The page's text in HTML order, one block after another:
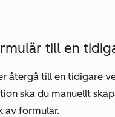
till en
återgå till en tidigare
ska du manuellt
av formulär.